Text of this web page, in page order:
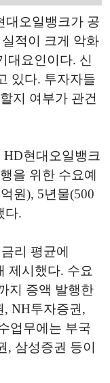
대오일뱅크가 공
적이 크게 악화
대요인이다. 신
있다. 투자자들
지 여부가 관건
현대오일뱅크
을 위한 수요예
원), 5년물(500
다.
리 평균에
제시했다. 수요
지 증액 발행한
, NH투자증권,
업무에는 부국
, 삼성증권 등이